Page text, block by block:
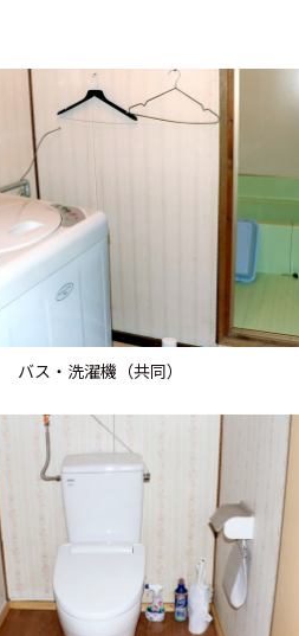
バス・洗濯機（共同）